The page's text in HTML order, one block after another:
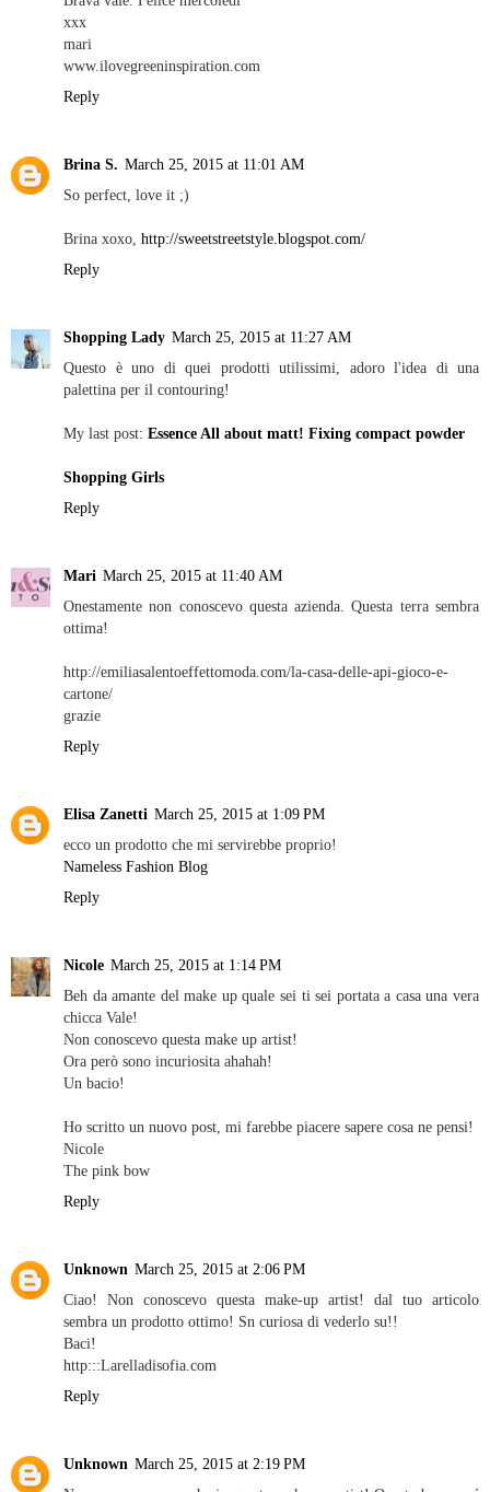
xxx
mari
www.ilovegreeninspiration.com
Reply
Brina S. March 25, 2015 at 11:01 AM
So perfect, love it ;)
Brina xoxo, http://sweetstreetstyle.blogspot.com/
Reply
Shopping Lady March 25, 2015 at 11:27 AM
Questo è uno di quei prodotti utilissimi, adoro l'idea di una
palettina per il contouring!
My last post: Essence All about matt! Fixing compact powder
Shopping Girls
Reply
Mari March 25, 2015 at 11:40 AM
Onestamente non conoscevo questa azienda. Questa terra sembra
ottima!
http://emiliasalentoeffettomoda.com/la-casa-delle-api-gioco-e-
cartone/
grazie
Reply
Elisa Zanetti March 25, 2015 at 1:09 PM
ecco un prodotto che mi servirebbe proprio!
Nameless Fashion Blog
Reply
Nicole March 25, 2015 at 1:14 PM
Beh da amante del make up quale sei ti sei portata a casa una vera
chicca Vale!
Non conoscevo questa make up artist!
Ora però sono incuriosita ahahah!
Un bacio!
Ho scritto un nuovo post, mi farebbe piacere sapere cosa ne pensi!
Nicole
The pink bow
Reply
Unknown March 25, 2015 at 2:06 PM
Ciao! Non conoscevo questa make-up artist! dal tuo articolo
sembra un prodotto ottimo! Sn curiosa di vederlo su!!
Baci!
http:::Larelladisofia.com
Reply
Unknown March 25, 2015 at 2:19 PM